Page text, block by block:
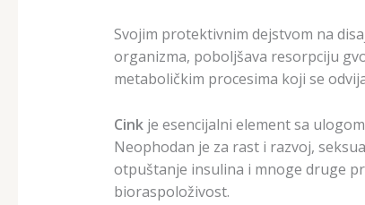
Svojim protektivnim dejstvom na
organizma, poboljšava resorpciju
metaboličkim procesima koji se
Cinkje esencijalni element sa
Neophodan je za rast i razvoj,
otpuštanje insulina i mnoge druge
bioraspoloživost.